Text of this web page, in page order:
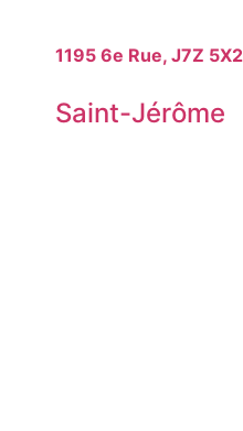
1195 6e Rue, J7Z 5X2
Saint-Jérôme